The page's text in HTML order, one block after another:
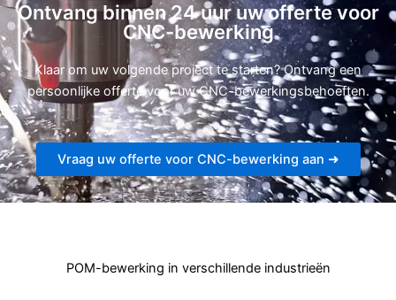
Ontvang binnen 24 uur uw offerte voor
CNC-bewerking
Klaar om uw volgende project te starten? Ontvang een
persoonlijke offerte voor uw CNC-bewerkingsbehoeften.
Vraag uw offerte voor CNC-bewerking aan ➜
POM-bewerking in verschillende industrieën